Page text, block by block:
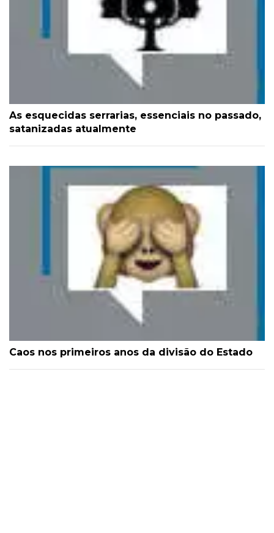
As esquecidas serrarias, essenciais no passado,
satanizadas atualmente
Caos nos primeiros anos da divisão do Estado